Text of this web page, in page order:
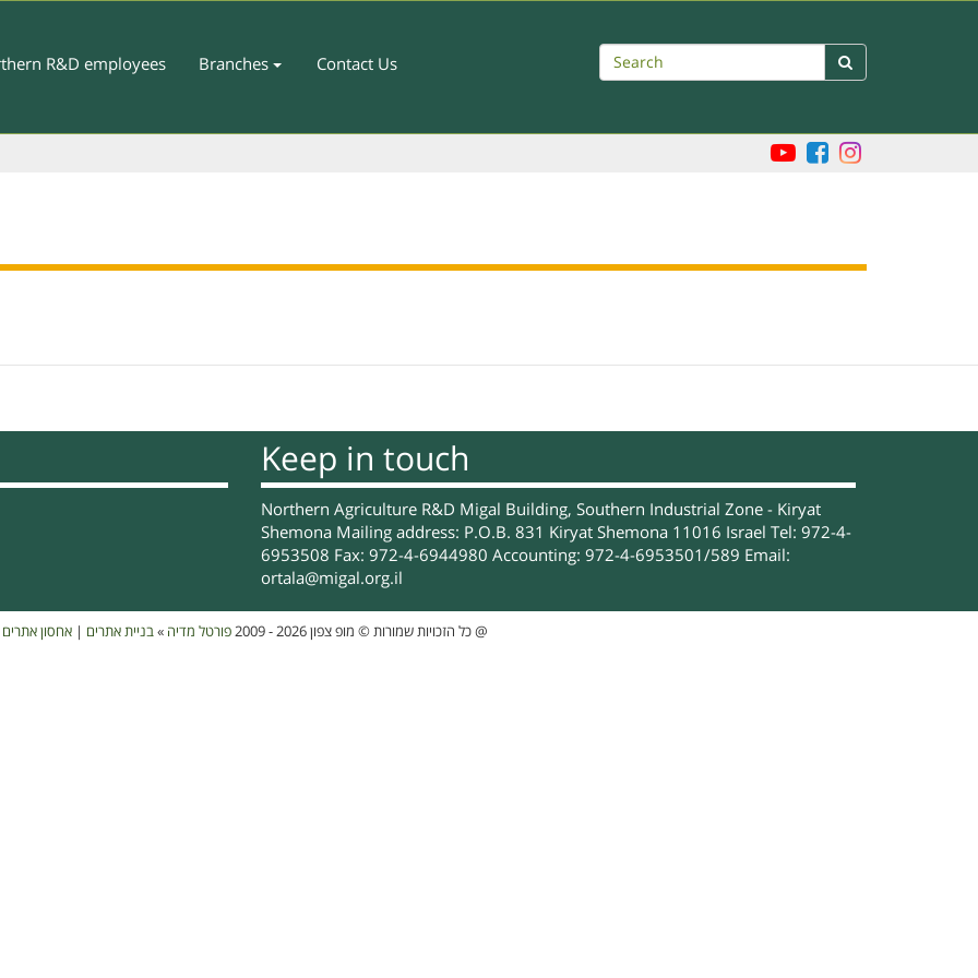
R&D employees Branches Contact Us Search 
Keep in touch
Northern Agriculture R&D Migal Building, Southern Industrial Zone - Kiryat
Shemona Mailing address: P.O.B. 831 Kiryat Shemona 11016 Israel Tel: 972-4-
6953508 Fax: 972-4-6944980 Accounting: 972-4-6953501/589 Email:
ortala@migal.org.il
כל הזכויות שמורות © מופ צפון 2026 - 2009 פורטל מדיה »בניית אתרים |אחסון אתרים @